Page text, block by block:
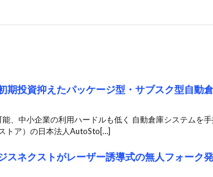
期投資抑えたパッケージ型・サブスク型自動
、中小企業の利用ハードルも低く 自動倉庫システムを
トア）の日本法人AutoSto[…]
スネクストがレーザー誘導式の無人フォーク